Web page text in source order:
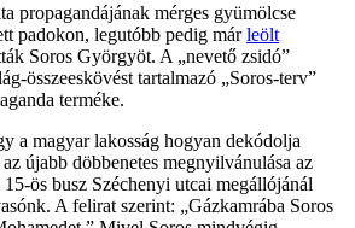
propagandájának mérges gyümölcse
padokon, legutóbb pedig márleölt
Soros Györgyöt. A „nevető zsidó”
összeeskövést tartalmazó „Soros-terv”
terméke.
a magyar lakosság hogyan dekódolja
újabb döbbenetes megnyilvánulása az
ös busz Széchenyi utcai megállójánál
A felirat szerint: „Gázkamrába Soros